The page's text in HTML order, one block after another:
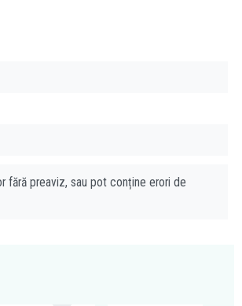
fără preaviz, sau pot conține erori de